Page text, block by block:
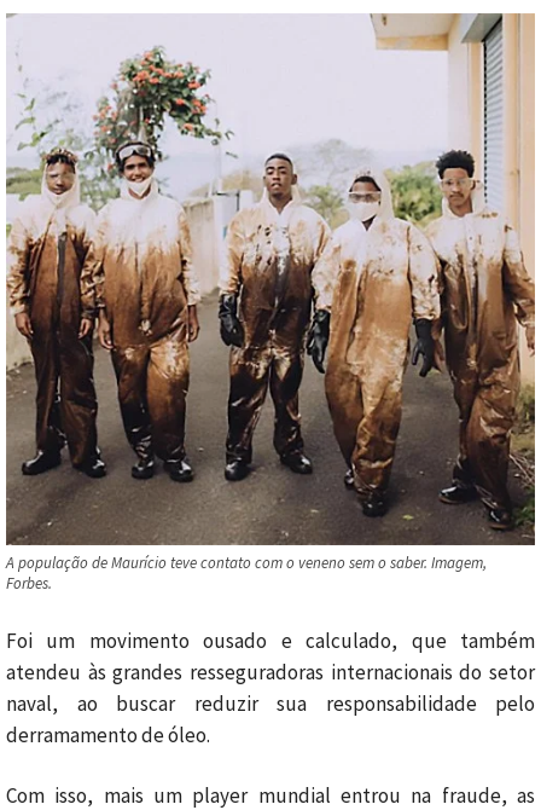
A população de Maurício teve contato com o veneno sem o saber. Imagem,
Forbes.
Foi um movimento ousado e calculado, que também
atendeu às grandes resseguradoras internacionais do setor
naval, ao buscar reduzir sua responsabilidade pelo
derramamento de óleo.
Com isso, mais um player mundial entrou na fraude, as